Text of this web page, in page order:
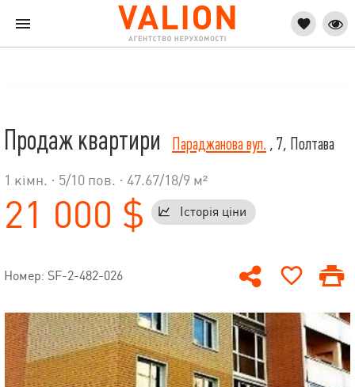
Продаж квартири Параджанова вул. , 7, Полтава
1 кімн. · 5/10 пов. · 47.67/18/9 м²
21 000 $ Історія ціни
Номер: SF-2-482-026